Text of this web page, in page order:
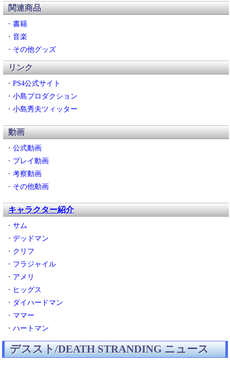
関連商品
・ 書籍
・ 音楽
・ その他グッズ
リンク
・ PS4公式サイト
・ 小島プロダクション
・ 小島秀夫ツィッター
動画
・ 公式動画
・ プレイ動画
・ 考察動画
・ その他動画
キャラクター紹介
・ サム
・ デッドマン
・ クリフ
・ フラジャイル
・ アメリ
・ ヒッグス
・ ダイハードマン
・ ママー
・ ハートマン
デススト/DEATH STRANDING ニュース